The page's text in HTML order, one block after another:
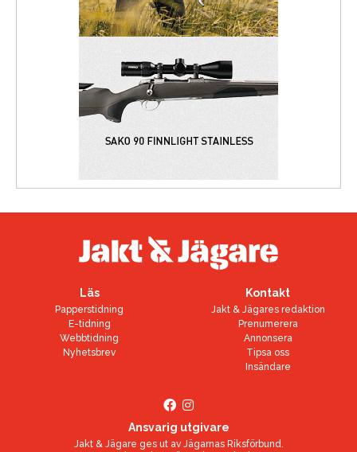
Läs
Papperstidning
E-tidning
Webbtidning
Nyhetsbrev
Kontakt
Jakt & Jägares redaktion
Prenumerera
Annonsera
Tipsa oss
Insändare
Ansvarig utgivare
Jakt & Jägare ges ut av Jägarnas Riksförbund.